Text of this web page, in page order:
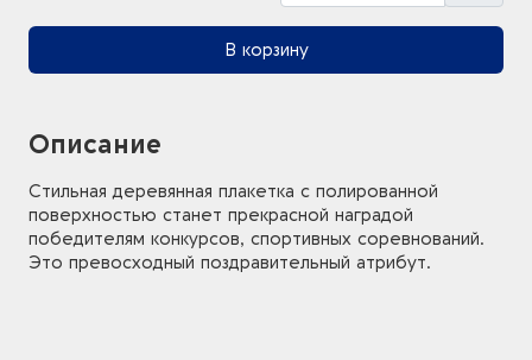
В корзину
Описание
Стильная деревянная плакетка с полированной
поверхностью станет прекрасной наградой
победителям конкурсов, спортивных соревнований.
Это превосходный поздравительный атрибут.